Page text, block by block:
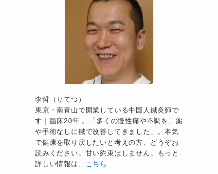
李哲（りてつ）
東京・南青山で開業している中国人鍼灸師で
す｜臨床20年 。「多くの慢性痛や不調を、薬
や手術なしに鍼で改善してきました」。本気
で健康を取り戻したいと考えの方、どうぞお
読みください。甘い約束はしません。もっと
詳しい情報は、 こちら